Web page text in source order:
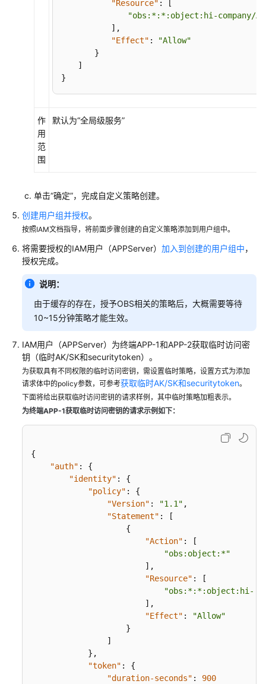
配
置
案
例
限
型
场
景
一
览
对
当
账
号
单
"Resource" :
"obs:*:*:object:hi-company/
] ,
"Effect" :
"Allow"
}
]
}
作
用
范
围
默认为“全局级服务”
单击“确定”，完成自定义策略创建。
创建用户组并授权。
按照IAM文档指导，将前面步骤创建的自定义策略添加到用户组中。
将需要授权的IAM用户（APPServer） 加入到创建的用户组中，
授权完成。
说明：
由于缓存的存在，授予OBS相关的策略后，大概需要等待
10~15分钟策略才能生效。
IAM用户（APPServer）为终端APP-1和APP-2获取临时访问密
钥（临时AK/SK和securitytoken）。
为获取具有不同权限的临时访问密钥，需设置临时策略，设置方式为添加
请求体中的policy参数，可参考获取临时AK/SK和securitytoken。
下面将给出获取临时访问密钥的请求样例，其中临时策略加粗表示。
为终端APP-1获取临时访问密钥的请求示例如下：
{
"auth" :
{
"identity" :
{
"policy" :
{
"Version" : "1.1" ,
"Statement" :
[
{
"Action" :
[
"obs:object:*"
] ,
"Resource" :
[
"obs:*:*:object:hi-
] ,
"Effect" :
"Allow"
}
]
} ,
"token" :
{
"duration-seconds" : 900